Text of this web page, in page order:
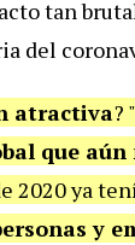
tan
del
atractiva?
que aún
2020 ya
y